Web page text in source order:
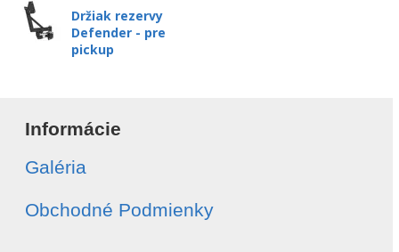
Držiak rezervy
Defender - pre
pickup
Informácie
Galéria
Obchodné Podmienky